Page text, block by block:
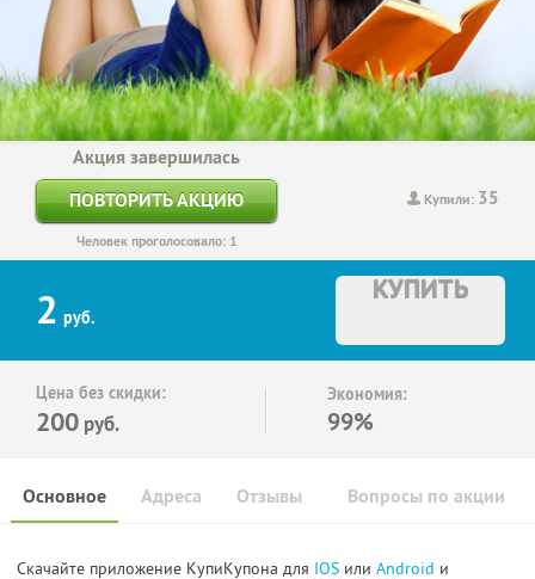
Купили: 35
Акция завершилась
ПОВТОРИТЬ АКЦИЮ
Человек проголосовало: 1
2 руб.
КУПИТЬ
Цена без скидки:
200 руб.
Экономия:
99%
Основное Отзывы Вопросы по акции
Адреса
Скачайте приложение КупиКупона для IOS или Android и